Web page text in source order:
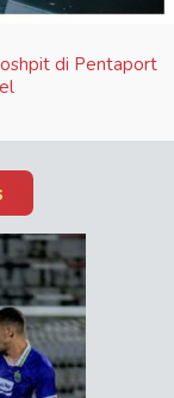
di Pentaport